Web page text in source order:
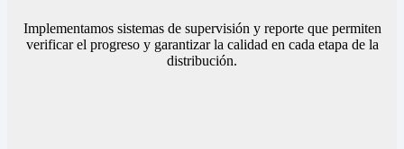
Implementamos sistemas de supervisión y reporte que permiten
verificar el progreso y garantizar la calidad en cada etapa de la
distribución.